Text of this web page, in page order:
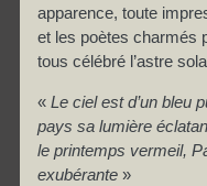
apparence, toute
et les poètes charmés
tous célébré l’astre
«Le ciel est d’un bleu
pays sa lumière
le printemps vermeil,
exubérante »